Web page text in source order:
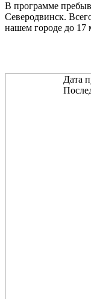
В программе
Северодвинск.
нашем городе до 17
Дата